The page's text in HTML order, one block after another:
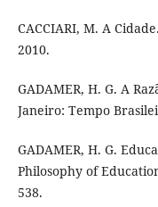
CACCIARI, M. A
2010.
GADAMER, H. G. A
Janeiro: Tempo
GADAMER, H. G.
Philosophy of
538.